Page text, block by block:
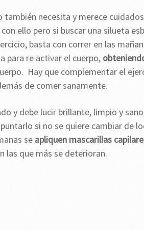
necesita y merece
ello pero si buscar una silueta
basta con correr en las
para re activar el cuerpo,
Hay que complementar el
de comer sanamente.
y debe lucir brillante, limpio y
si no se quiere cambiar de
se apliquen mascarillas
las que más se deterioran.